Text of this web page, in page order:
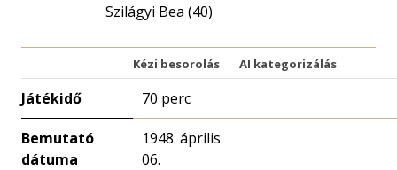
Szilágyi Bea (40)
Kézi besorolás AI kategorizálás
Játékidő 70 perc
Bemutató
dátuma
1948. április
06.